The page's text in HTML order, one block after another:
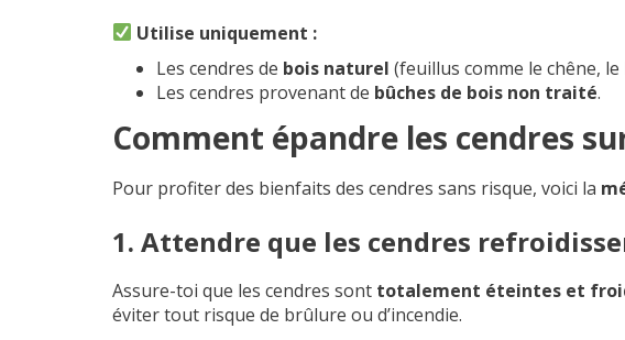
Utilise uniquement :
Les cendres de bois naturel (feuillus comme le chêne,
Les cendres provenant de bûches de bois non traité.
Comment épandre les cendres
Pour profiter des bienfaits des cendres sans risque, voici la
1. Attendre que les cendres
Assure-toi que les cendres sont totalement éteintes et
éviter tout risque de brûlure ou d’incendie.